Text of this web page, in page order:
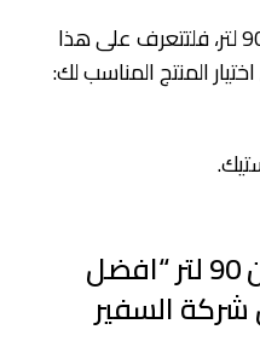
تتعدد خصائص حاوية ديباستن 90 لتر، فلتتعرف على هذا
المنتج المناسب لك:
مميزات حاوية ديباستن 90 لتر “افضل
شركة السفير